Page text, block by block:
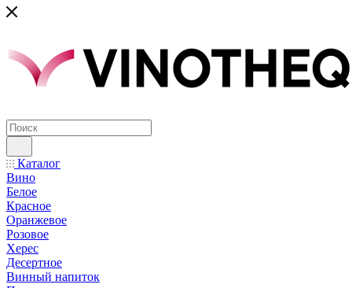
Каталог
Вино
Белое
Красное
Оранжевое
Розовое
Херес
Десертное
Винный напиток